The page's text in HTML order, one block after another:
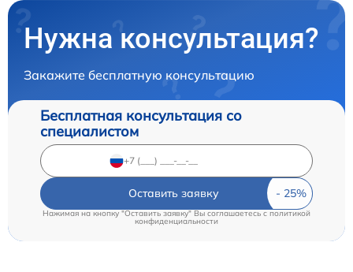
Нужна консультация?
Закажите бесплатную консультацию
Бесплатная консультация со
специалистом
Оставить заявку
Нажимая на кнопку "Оставить заявку" Вы соглашаетесь cполитикой
конфиденциальности